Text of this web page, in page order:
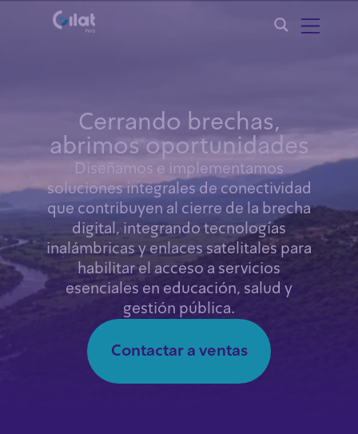
Cerrando brechas,
abrimos oportunidades
Diseñamos e implementamos
soluciones integrales de conectividad
que contribuyen al cierre de la brecha
digital, integrando tecnologías
inalámbricas y enlaces satelitales para
habilitar el acceso a servicios
esenciales en educación, salud y
gestión pública.
Contactar a ventas